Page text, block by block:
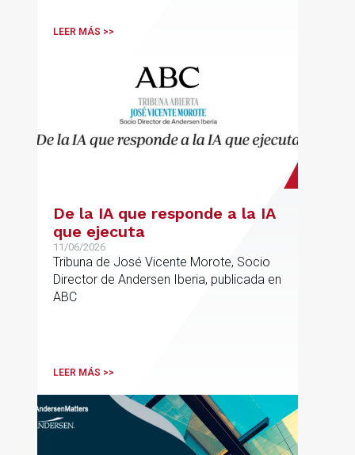
LEER MÁS >>
De la IA que responde a la IA
que ejecuta
11/06/2026
Tribuna de José Vicente Morote, Socio
Director de Andersen Iberia, publicada en
ABC
LEER MÁS >>